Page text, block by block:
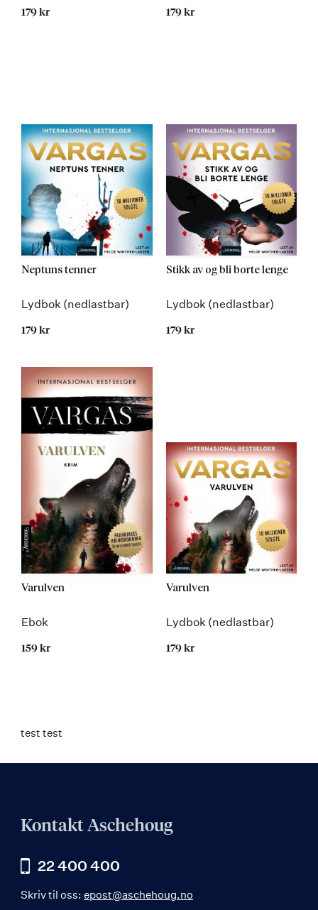
179 kr 179 kr
Neptuns tenner
Lydbok (nedlastbar)
179 kr
Stikk av og bli borte lenge
Lydbok (nedlastbar)
179 kr
Varulven
Ebok
159 kr
Varulven
Lydbok (nedlastbar)
179 kr
test test
Kontakt Aschehoug
22 400 400
Skriv til oss: epost@aschehoug.no